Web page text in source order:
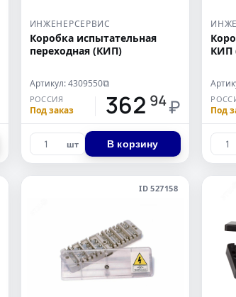
ИНЖЕНЕРСЕРВИС
Коробка испытательная
переходная (КИП)
Артикул: 4309550⧉
РОССИЯ
Под заказ 362 94₽
шт В корзину
КИП
Под
ID 527158